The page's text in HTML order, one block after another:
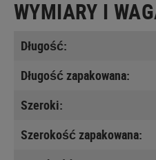
WYMIARY I
Długość:
Długość zapakowana:
Szeroki:
Szerokość zapakowana: